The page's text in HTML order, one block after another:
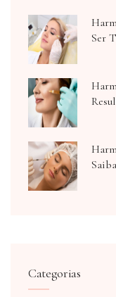
Ser
Categorias